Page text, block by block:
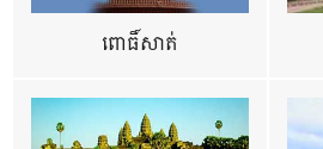
ពោធិ៍សាត់